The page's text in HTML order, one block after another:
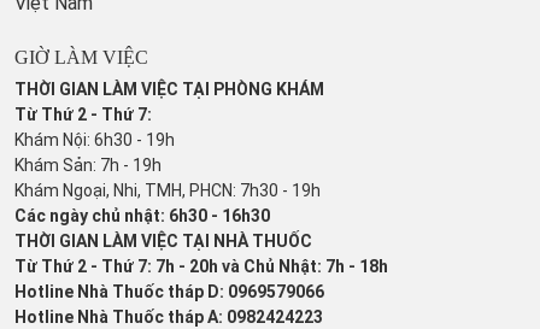
GIỜ LÀM VIỆC
THỜI GIAN LÀM VIỆC TẠI PHÒNG KHÁM
Từ Thứ 2 - Thứ 7:
Khám Nội: 6h30 - 19h
Khám Sản: 7h - 19h
Khám Ngoại, Nhi, TMH, PHCN: 7h30 - 19h
Các ngày chủ nhật: 6h30 - 16h30
THỜI GIAN LÀM VIỆC TẠI NHÀ THUỐC
Từ Thứ 2 - Thứ 7: 7h - 20h và Chủ Nhật: 7h - 18h
Hotline Nhà Thuốc tháp D: 0969579066
Hotline Nhà Thuốc tháp A: 0982424223